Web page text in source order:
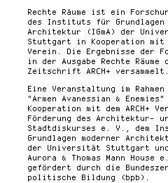
Rechte Räume ist ein
des Instituts für Grundlagen
Architektur (IGmA) der
Stuttgart in Kooperation mit
Verein. Die Ergebnisse der
in der Ausgabe Rechte Räume
Zeitschrift ARCH+ versammelt.
Eine Veranstaltung im
"Armen Avanessian &
Kooperation mit dem ARCH+
Förderung des Architektur-
Stadtdiskurses e. V., dem
Grundlagen moderner
der Universität Stuttgart
Aurora & Thomas Mann House
gefördert durch die
politische Bildung (bpb).